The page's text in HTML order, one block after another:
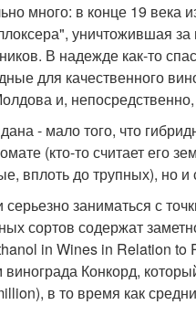
много: в конце 19
уничтожившая
В надежде как-то
для качественного
и,
- мало того, что
(кто-то считает его
вплоть до трупных), но
заниматься с
сортов содержат
in Wines in Relation
Конкорд,
в то время как